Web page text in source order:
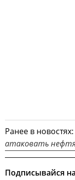
Ранее в новостях:
атаковать
Подписывайся на